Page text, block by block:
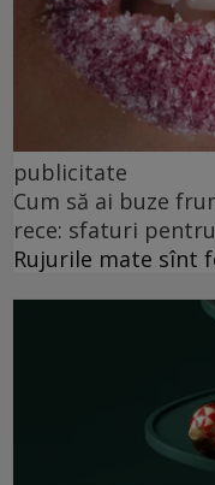
publicitate
Cum să ai buze
rece: sfaturi
Rujurile mate sînt